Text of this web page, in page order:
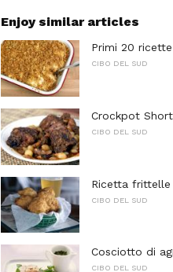
Enjoy similar articles
Primi 20
CIBO DEL SUD
Crockpot
CIBO DEL SUD
Ricetta
CIBO DEL SUD
Cosciotto di
CIBO DEL SUD